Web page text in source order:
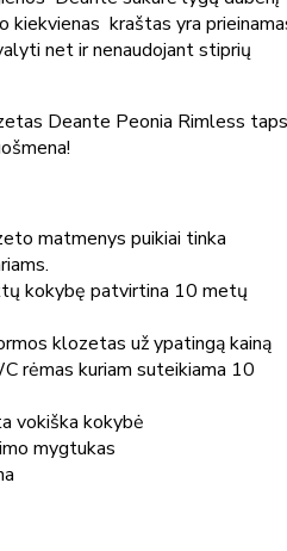
kraštas yra
net ir nenaudojant stiprių
Deante Peonia Rimless taps
matmenys puikiai tinka
kokybę patvirtina 10 metų
klozetas už ypatingą kainą
rėmas kuriam suteikiama 10
vokiška kokybė
mygtukas